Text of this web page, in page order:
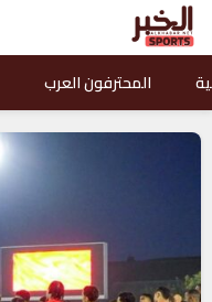
المحترفون العرب